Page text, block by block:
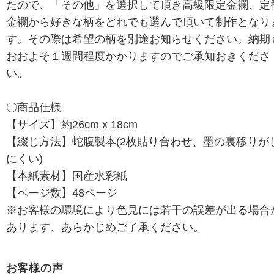
たので、「その他」を選択して頂き高級限定金襴、定
金襴から好きな柄をどれでも選んで頂いて制作となり
す。その際は希望の柄を別途お知らせください。納期
おおよそ１週間程度かかりますのでご承知おきくださ
い。
〇商品仕様
【サイズ】約26cm x 18cm
【綴じ方法】蛇腹製本(2枚貼り合わせ、墨の裏移りが
にくい)
【本紙素材】国産水彩紙
【ページ数】48ページ
※お客様の環境により色見には若干の誤差が出る場合
あります、あらかじめご了承ください。
お客様の声